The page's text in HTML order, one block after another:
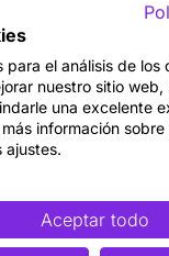
para el análisis de los
nuestro sitio
una excelente
información
ajustes.
Aceptar todo